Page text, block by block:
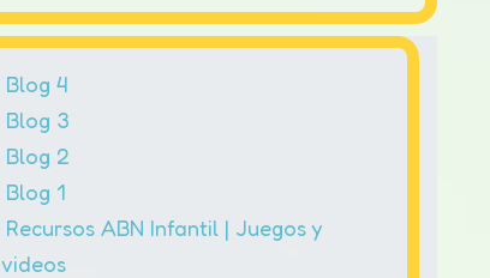
Blog 4
Blog 3
Blog 2
Blog 1
Recursos ABN Infantil | Juegos y
videos